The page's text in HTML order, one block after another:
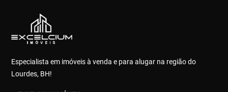
Especialista em imóveis à venda e para alugar na região do
Lourdes, BH!